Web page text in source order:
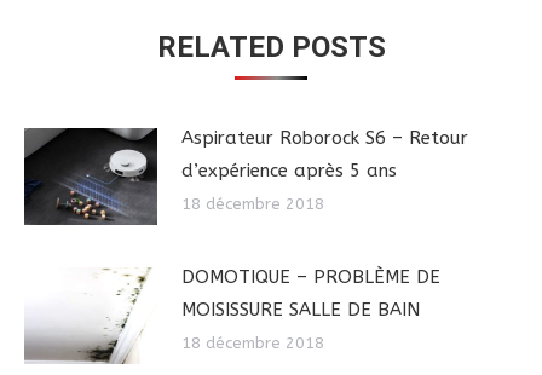
RELATED POSTS
Aspirateur Roborock S6 – Retour
d’expérience après 5 ans
18 décembre 2018
DOMOTIQUE – PROBLÈME DE
MOISISSURE SALLE DE BAIN
18 décembre 2018